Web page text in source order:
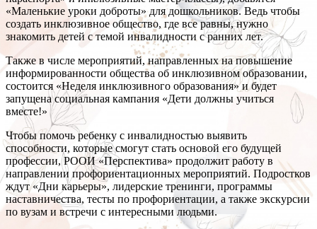
«Маленькие уроки доброты» для дошкольников. Ведь чтобы
создать инклюзивное общество, где все равны, нужно
знакомить детей с темой инвалидности с ранних лет.
Также в числе мероприятий, направленных на повышение
информированности общества об инклюзивном образовании,
состоится «Неделя инклюзивного образования» и будет
запущена социальная кампания «Дети должны учиться
вместе!»
Чтобы помочь ребенку с инвалидностью выявить
способности, которые смогут стать основой его будущей
профессии, РООИ «Перспектива» продолжит работу в
направлении профориентационных мероприятий. Подростков
ждут «Дни карьеры», лидерские тренинги, программы
наставничества, тесты по профориентации, а также экскурсии
по вузам и встречи с интересными людьми.